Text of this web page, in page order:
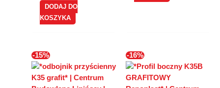
DODAJ DO
KOSZYKA
-15%
cena
wynosiła:
21,16 zł.
cena
wynosi:
17,90 zł.
-16%
wynosiła:
196,90 zł.
cena
wynosi: